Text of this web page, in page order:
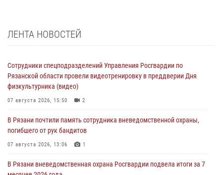
ЛЕНТА НОВОСТЕЙ
Сотрудники спецподразделений Управления Росгвардии по
Рязанской области провели видеотренировку в преддверии Дня
физкультурника (видео)
07 августа 2026, 15:50 2
В Рязани почтили память сотрудника вневедомственной охраны,
погибшего от рук бандитов
07 августа 2026, 13:06 1
В Рязани вневедомственная охрана Росгвардии подвела итоги за 7